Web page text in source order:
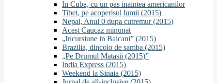
In Cuba, cu un pas inaintea americanilor
Tibet, pe acoperisul lumii (2015)
Nepal, Anul 0 dupa cutremur (2015)
Acest Caucaz minunat
„Incursiune in Balcani” (2015)
Brazilia, dincolo de samba (2015)
„Pe Drumul Matasii (2015)”
India Express (2015)
Weekend la Sinaia (2015)